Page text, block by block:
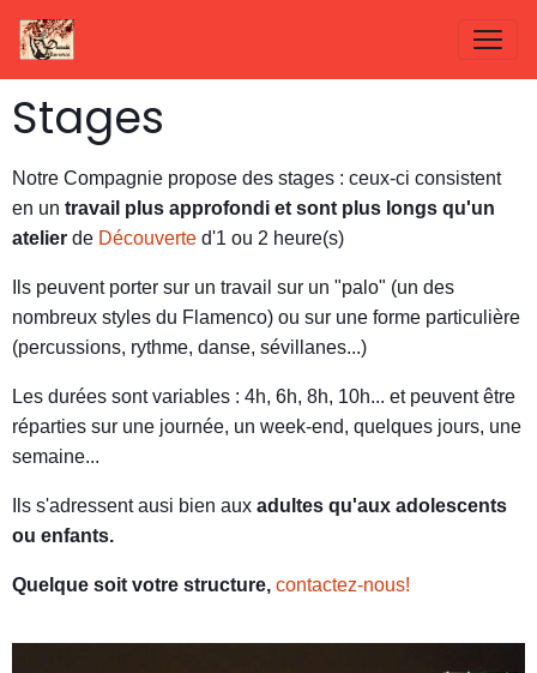
Stages
Notre Compagnie propose des stages : ceux-ci consistent
en un travail plus approfondi et sont plus longs qu'un
atelier de Découverte d'1 ou 2 heure(s)
Ils peuvent porter sur un travail sur un "palo" (un des
nombreux styles du Flamenco) ou sur une forme particulière
(percussions, rythme, danse, sévillanes...)
Les durées sont variables : 4h, 6h, 8h, 10h... et peuvent être
réparties sur une journée, un week-end, quelques jours, une
semaine...
Ils s'adressent ausi bien aux adultes qu'aux adolescents
ou enfants.
Quelque soit votre structure, contactez-nous!